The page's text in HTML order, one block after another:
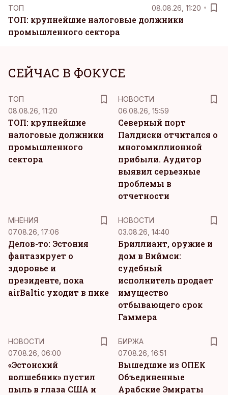
ТОП 08.08.26, 11:20
ТОП: крупнейшие налоговые должники
промышленного сектора
СЕЙЧАС В ФОКУСЕ
ТОП
08.08.26, 11:20
ТОП: крупнейшие
налоговые должники
промышленного
сектора
НОВОСТИ
06.08.26, 15:59
Северный порт
Палдиски отчитался о
многомиллионной
прибыли. Аудитор
выявил серьезные
проблемы в
отчетности
MНЕНИЯ
07.08.26, 17:06
Делов-то: Эстония
фантазирует о
здоровье и
президенте, пока
airBaltic уходит в пике
НОВОСТИ
03.08.26, 14:40
Бриллиант, оружие и
дом в Виймси:
судебный
исполнитель продает
имущество
отбывающего срок
Гаммера
НОВОСТИ
07.08.26, 06:00
«Эстонский
волшебник» пустил
пыль в глаза США и
БИРЖА
07.08.26, 16:51
Вышедшие из ОПЕК
Объединенные
Арабские Эмираты